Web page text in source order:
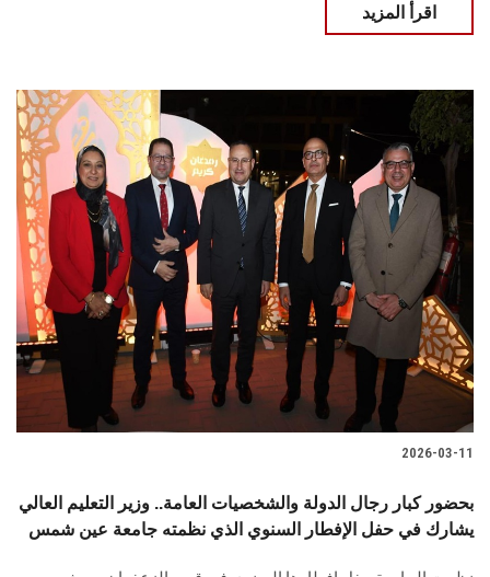
اقرأ المزيد
2026-03-11
بحضور كبار رجال الدولة والشخصيات العامة.. وزير التعليم العالي
يشارك في حفل الإفطار السنوي الذي نظمته جامعة عين شمس